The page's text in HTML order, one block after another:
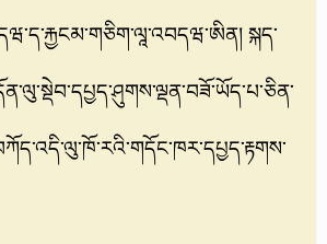
སྐད་